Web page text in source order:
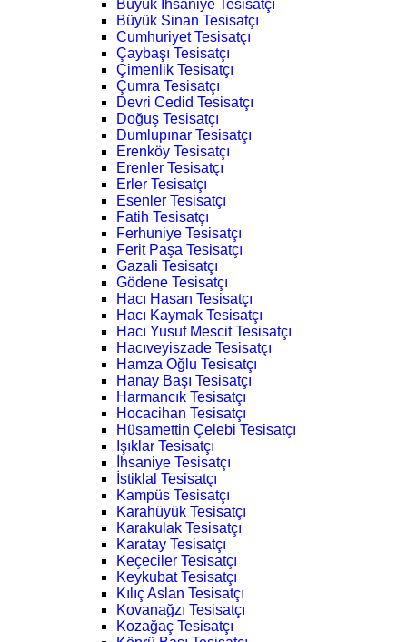
Büyük İhsaniye Tesisatçı
Büyük Sinan Tesisatçı
Cumhuriyet Tesisatçı
Çaybaşı Tesisatçı
Çimenlik Tesisatçı
Çumra Tesisatçı
Devri Cedid Tesisatçı
Doğuş Tesisatçı
Dumlupınar Tesisatçı
Erenköy Tesisatçı
Erenler Tesisatçı
Erler Tesisatçı
Esenler Tesisatçı
Fatih Tesisatçı
Ferhuniye Tesisatçı
Ferit Paşa Tesisatçı
Gazali Tesisatçı
Gödene Tesisatçı
Hacı Hasan Tesisatçı
Hacı Kaymak Tesisatçı
Hacı Yusuf Mescit Tesisatçı
Hacıveyiszade Tesisatçı
Hamza Oğlu Tesisatçı
Hanay Başı Tesisatçı
Harmancık Tesisatçı
Hocacihan Tesisatçı
Hüsamettin Çelebi Tesisatçı
Işıklar Tesisatçı
İhsaniye Tesisatçı
İstiklal Tesisatçı
Kampüs Tesisatçı
Karahüyük Tesisatçı
Karakulak Tesisatçı
Karatay Tesisatçı
Keçeciler Tesisatçı
Keykubat Tesisatçı
Kılıç Aslan Tesisatçı
Kovanağzı Tesisatçı
Kozağaç Tesisatçı